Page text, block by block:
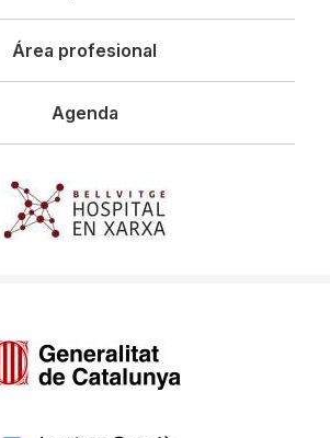
Área profesional
Agenda